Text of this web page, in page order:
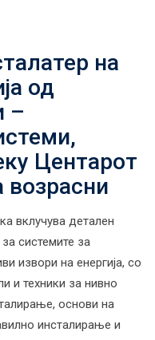
на
од
–
Центарот
возрасни
вклучува детален
системите за
извори на енергија, со
и техники за нивно
основи на
инсталирање и